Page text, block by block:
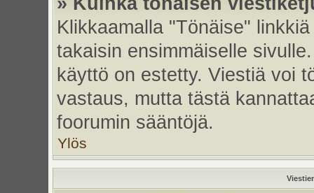
Klikkaamalla "Tönäise"
takaisin ensimmäiselle
käyttö on estetty. Viestiä voi
vastaus, mutta tästä
foorumin sääntöjä.
Ylös